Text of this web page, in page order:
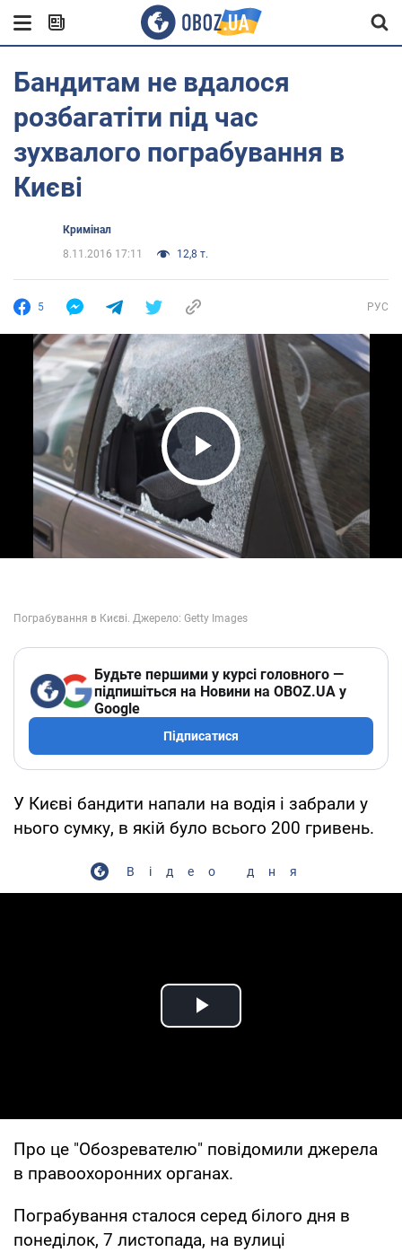
Бандитам не вдалося
розбагатіти під час
зухвалого пограбування в
Києві
Кримінал
8.11.2016 17:11
12,8 т.
5 РУС
Play Video
Будьте першими у курсі головного —
підпишіться на Новини на OBOZ.UA у
Google
Підписатися
У Києві бандити напали на водія і забрали у
нього сумку, в якій було всього 200 гривень.
Відео дня
Play Video
Про це "Обозревателю" повідомили джерела
в правоохоронних органах.
Пограбування сталося серед білого дня в
понеділок, 7 листопада, на вулиці